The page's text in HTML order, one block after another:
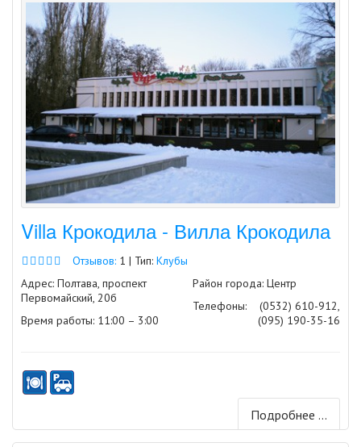
Villa Крокодила - Вилла Крокодила
Отзывов: 1 | Тип: Клубы
Адрес: Полтава, проспект
Первомайский, 20б
Время работы: 11:00 – 3:00
Район города: Центр
Телефоны:
(0532) 610-912,
(095) 190-35-16
Подробнее ...